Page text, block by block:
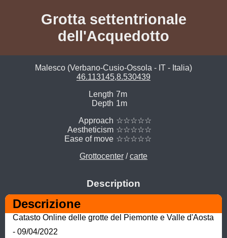
Grotta settentrionale
dell'Acquedotto
Malesco (Verbano-Cusio-Ossola - IT - Italia)
46.113145,8.530439
Length 7m
Depth 1m
Approach ☆☆☆☆☆
Aestheticism ☆☆☆☆☆
Ease of move ☆☆☆☆☆
Grottocenter /carte
Description
Descrizione
Catasto Online delle grotte del Piemonte e Valle d'Aosta
- 09/04/2022